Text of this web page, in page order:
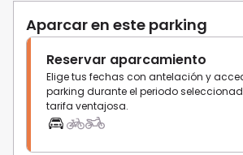
Aparcar en este parking
Reservar aparcamiento
Elige tus fechas con antelación y
parking durante el periodo
tarifa ventajosa.